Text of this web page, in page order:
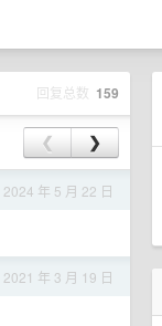
回复总数 159
❮ ❯
2024 年 5 月 22 日
2021 年 3 月 19 日